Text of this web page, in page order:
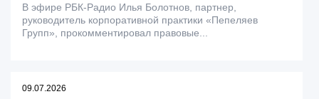
В эфире РБК-Радио Илья Болотнов, партнер,
руководитель корпоративной практики «Пепеляев
Групп», прокомментировал правовые...
09.07.2026